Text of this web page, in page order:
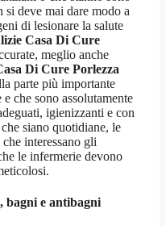
deve mai dare modo a
di lesionare la salute
Casa Di Cure
meglio anche
Di Cure Porlezza
parte più importante
che sono assolutamente
igienizzanti e con
siano quotidiane, le
che interessano gli
le infermerie devono
, bagni e antibagni